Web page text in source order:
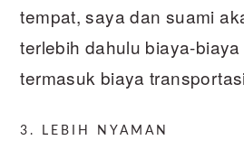
tempat, saya dan suami
terlebih dahulu biaya-
termasuk biaya
3. LEBIH NYAMAN